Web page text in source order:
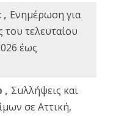
, Ενημέρωση για
του τελευταίου
έως
, Σuλλήψεις και
σε Αττική,